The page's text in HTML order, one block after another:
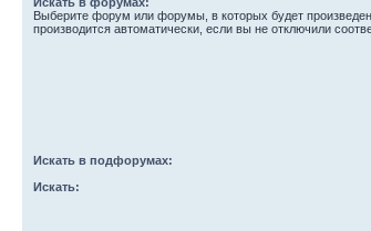
Выберите форум или форумы, в которых будет
производится автоматически, если вы не отключили
Искать в подфорумах:
Искать: